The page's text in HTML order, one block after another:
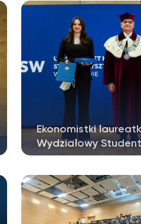
Zielona…
Ekonomistki
Wydziałowy
kampusie Dewajtis